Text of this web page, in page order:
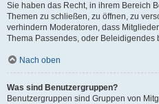
Sie haben das Recht, in ihrem Bereich
Themen zu schließen, zu öffnen, zu
verhindern Moderatoren, dass
Thema Passendes, oder Beleidigendes
Nach oben
Was sind Benutzergruppen?
Benutzergruppen sind Gruppen von